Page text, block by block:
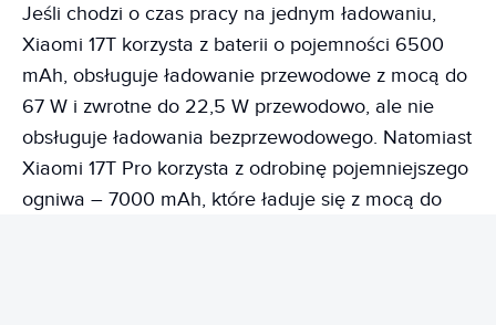
Jeśli chodzi o czas pracy na jednym ładowaniu,
Xiaomi 17T korzysta z baterii o pojemności 6500
mAh, obsługuje ładowanie przewodowe z mocą do
67 W i zwrotne do 22,5 W przewodowo, ale nie
obsługuje ładowania bezprzewodowego. Natomiast
Xiaomi 17T Pro korzysta z odrobinę pojemniejszego
ogniwa – 7000 mAh, które ładuje się z mocą do